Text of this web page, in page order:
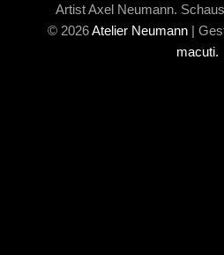
Artist Axel Neumann.
© 2026Atelier Neumann|
macuti.